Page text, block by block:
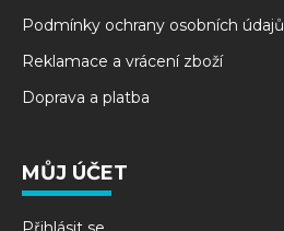
Podmínky ochrany osobních údajů
Reklamace a vrácení zboží
Doprava a platba
MŮJ ÚČET